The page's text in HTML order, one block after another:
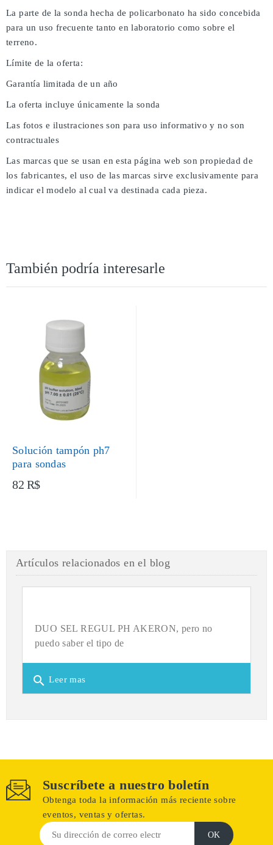
La parte de la sonda hecha de policarbonato ha sido concebida
para un uso frecuente tanto en laboratorio como sobre el
terreno.
Límite de la oferta:
Garantía limitada de un año
La oferta incluye únicamente la sonda
Las fotos e ilustraciones son para uso informativo y no son
contractuales
Las marcas que se usan en esta página web son propiedad de
los fabricantes, el uso de las marcas sirve exclusivamente para
indicar el modelo al cual va destinada cada pieza.
También podría interesarle
Solución tampón ph7
para sondas
82 R$
Artículos relacionados en el blog
DUO SEL REGUL PH AKERON, pero no
puedo saber el tipo de
search Leer mas
Suscríbete a nuestro boletín
Obtenga toda la información más reciente sobre
eventos, ventas y ofertas.